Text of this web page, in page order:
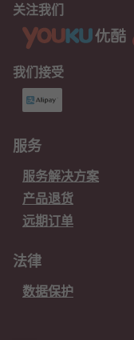
关注我们
我们接受
服务
服务解决方案
产品退货
远期订单
法律
数据保护